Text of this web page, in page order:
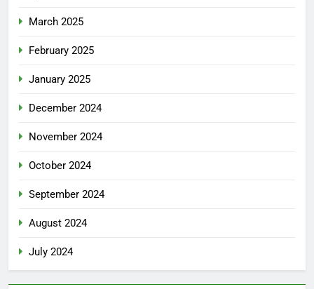
March 2025
February 2025
January 2025
December 2024
November 2024
October 2024
September 2024
August 2024
July 2024